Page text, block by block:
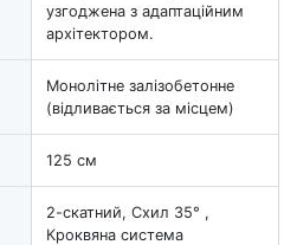
узгоджена з адаптаційним
архітектором.
Монолітне залізобетонне
(відливається за місцем)
125 см
2-скатний, Схил 35° ,
Кроквяна система